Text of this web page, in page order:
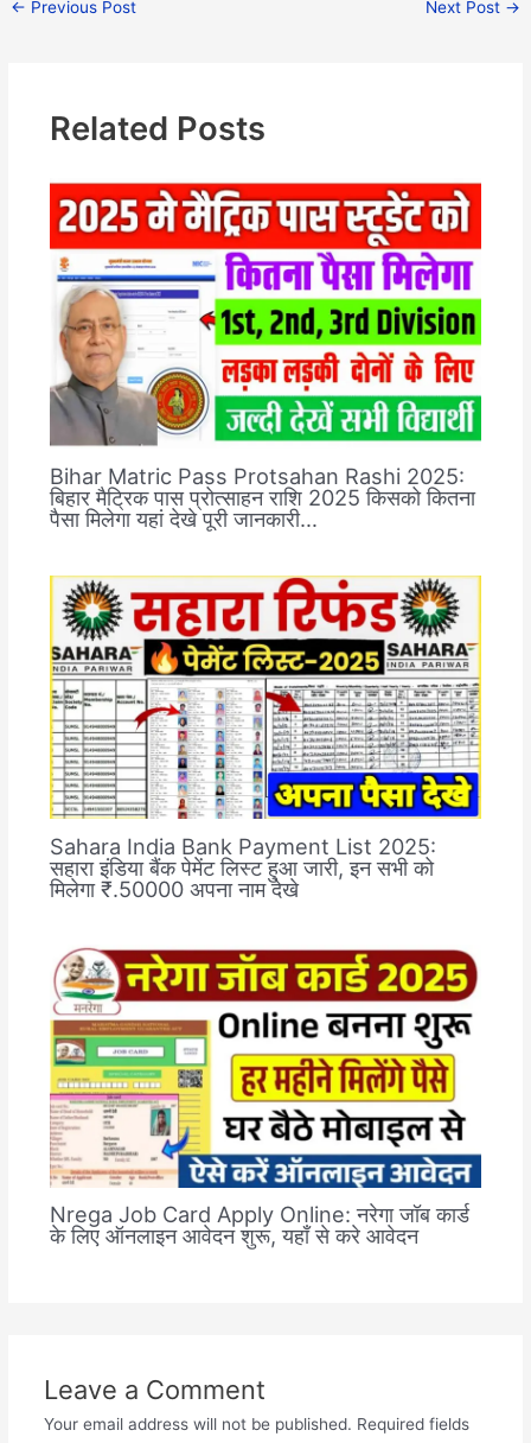
← Previous Post Next Post →
Related Posts
Bihar Matric Pass Protsahan Rashi 2025:
बिहार मैट्रिक पास प्रोत्साहन राशि 2025 किसको कितना
पैसा मिलेगा यहां देखे पूरी जानकारी…
Sahara India Bank Payment List 2025:
सहारा इंडिया बैंक पेमेंट लिस्ट हुआ जारी, इन सभी को
मिलेगा ₹.50000 अपना नाम देखे
Nrega Job Card Apply Online: नरेगा जॉब कार्ड
के लिए ऑनलाइन आवेदन शुरू, यहाँ से करे आवेदन
Leave a Comment
Your email address will not be published. Required fields